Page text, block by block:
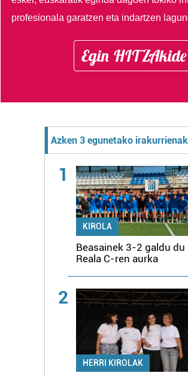
profesionala garatzen eta indartzen
Egin HITZAkide
Azken 3 egunetako irakurrienak
1
KIROLA
Beasainek 3-2 galdu du
Reala C-ren aurka
2
HERRI KIROLAK